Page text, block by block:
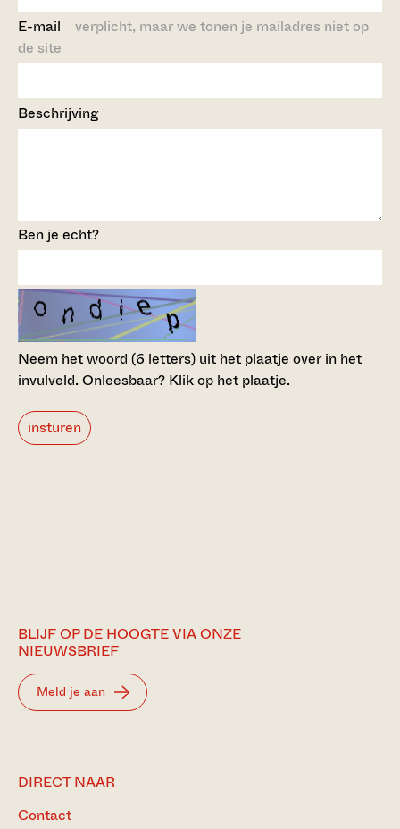
E-mail verplicht, maar we tonen je mailadres niet op
de site
Beschrijving
Ben je echt?
Neem het woord (6 letters) uit het plaatje over in het
invulveld.Onleesbaar? Klik op het plaatje.
insturen
BLIJF OP DE HOOGTE VIA ONZE
NIEUWSBRIEF
Meld je aan
DIRECT NAAR
Contact